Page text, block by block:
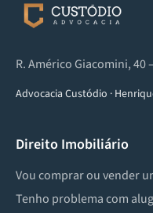
R. Américo Giacomini,
Advocacia Custódio ·
Direito Imobiliário
Vou comprar ou vender
Tenho problema com